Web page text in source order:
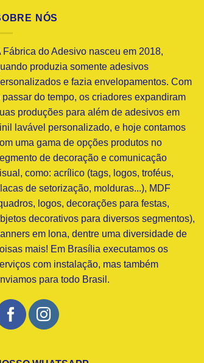
NÓS
Fábrica do Adesivo nasceu em 2018,
produzia somente adesivos
e fazia envelopamentos. Com
passar do tempo, os criadores expandiram
produções para além de adesivos em
lavável personalizado, e hoje contamos
uma gama de opções produtos no
de decoração e comunicação
como: acrílico (tags, logos, troféus,
de setorização, molduras...), MDF
logos, decorações para festas,
decorativos para diversos segmentos),
em lona, dentre uma diversidade de
mais! Em Brasília executamos os
com instalação, mas também
para todo Brasil.